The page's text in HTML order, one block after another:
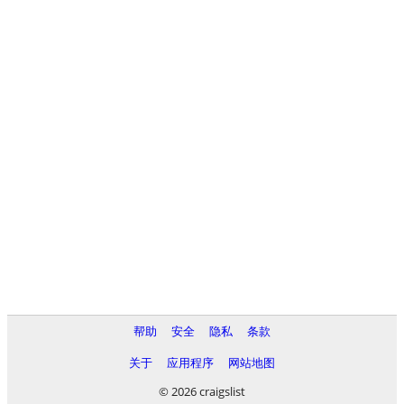
帮助 安全 隐私
条款
关于
应用程序
网站地图
© 2026 craigslist